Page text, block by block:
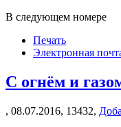
В следующем номере
Печать
Электронная
С огнём и
, 08.07.2016, 13432,